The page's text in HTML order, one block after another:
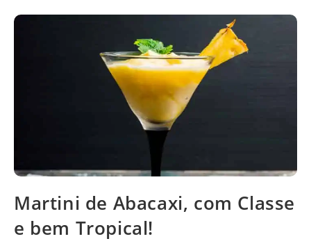
Martini de Abacaxi, com Classe
e bem Tropical!